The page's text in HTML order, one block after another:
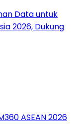
Data untuk
2026, Dukung
ASEAN 2026